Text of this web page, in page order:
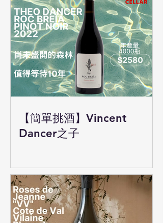
【簡單挑酒】Vincent
Dancer之子